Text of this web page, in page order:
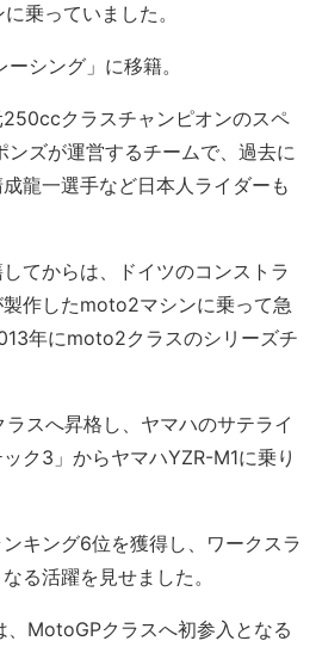
乗っていました。
シング」に移籍。
クラスチャンピオンのスペ
ンズが運営するチームで、過去に
龍一選手など日本人ライダーも
てからは、ドイツのコンストラ
作したmoto2マシンに乗って急
年にmoto2クラスのシリーズチ
スへ昇格し、ヤマハのサテライ
ク3」からヤマハYZR-M1に乗り
キング6位を獲得し、ワークスラ
る活躍を見せました。
、MotoGPクラスへ初参入となる